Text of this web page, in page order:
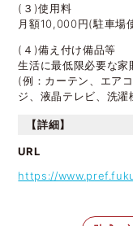
(３)使用料
月額10,000円(駐車場
(４)備え付け備品等
生活に最低限必要な家
(例：カーテン、エア
ジ、液晶テレビ、洗濯
【詳細】
URL
https://